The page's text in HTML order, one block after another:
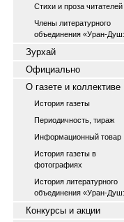
Стихи и проза читателей
Члены литературного
объединения «Уран-
Зурхай
Официально
О газете и коллективе
История газеты
Периодичность, тираж
Информационный товар
История газеты в
фотографиях
История литературного
объединения «Уран-
Конкурсы и акции